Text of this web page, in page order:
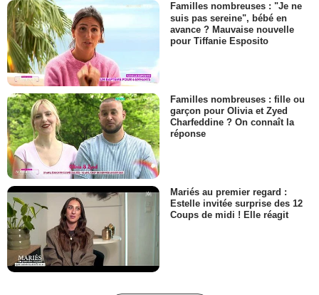
Familles nombreuses : "Je ne
suis pas sereine", bébé en
avance ? Mauvaise nouvelle
pour Tiffanie Esposito
Familles nombreuses : fille ou
garçon pour Olivia et Zyed
Charfeddine ? On connaît la
réponse
Mariés au premier regard :
Estelle invitée surprise des 12
Coups de midi ! Elle réagit